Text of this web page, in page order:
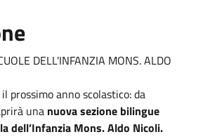
DELL'INFANZIA MONS. ALDO
prossimo anno scolastico: da
una nuova sezione bilingue
dell’Infanzia Mons. Aldo Nicoli.